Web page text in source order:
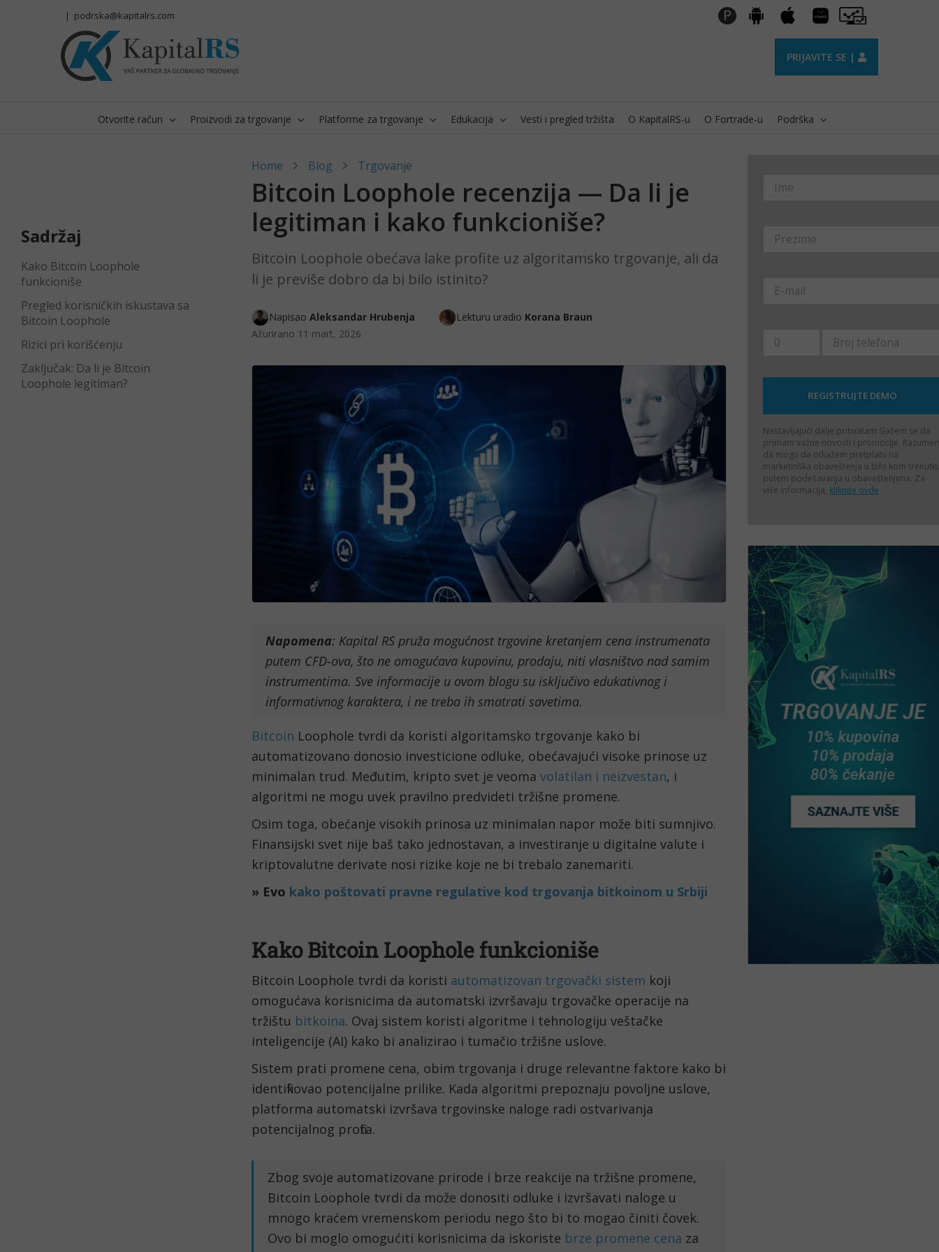
| podrska@kapitalrs.com P Android Apple
Huawei
AppGallery
Pro
Trader
PRIJAVITE SE |
Otvorite račun Proizvodi za trgovanje Platforme za trgovanje Edukacija Vesti i pregled tržišta O KapitalRS-u O Fortrade-u Podrška
Sadržaj
Kako Bitcoin Loophole
funkcioniše
Pregled korisničkih iskustava sa
Bitcoin Loophole
Rizici pri korišćenju
Zaključak: Da li je Bitcoin
Loophole legitiman?
Home Blog Trgovanje
Bitcoin Loophole recenzija — Da li je
legitiman i kako funkcioniše?
Bitcoin Loophole obećava lake profite uz algoritamsko trgovanje, ali da
li je previše dobro da bi bilo istinito?
Napisao Aleksandar Hrubenja Lekturu uradio Korana Braun
Ažurirano 11 mart, 2026
Napomena: Kapital RS pruža mogućnost trgovine kretanjem cena instrumenata
putem CFD-ova, što ne omogućava kupovinu, prodaju, niti vlasništvo nad samim
instrumentima. Sve informacije u ovom blogu su isključivo edukativnog i
informativnog karaktera, i ne treba ih smatrati savetima.
Bitcoin Loophole tvrdi da koristi algoritamsko trgovanje kako bi
automatizovano donosio investicione odluke, obećavajući visoke prinose uz
minimalan trud. Međutim, kripto svet je veoma volatilan i neizvestan, i
algoritmi ne mogu uvek pravilno predvideti tržišne promene.
Osim toga, obećanje visokih prinosa uz minimalan napor može biti sumnjivo.
Finansijski svet nije baš tako jednostavan, a investiranje u digitalne valute i
kriptovalutne derivate nosi rizike koje ne bi trebalo zanemariti.
» Evo kako poštovati pravne regulative kod trgovanja bitkoinom u Srbiji
Kako Bitcoin Loophole funkcioniše
Bitcoin Loophole tvrdi da koristi automatizovan trgovački sistem koji
omogućava korisnicima da automatski izvršavaju trgovačke operacije na
tržištu bitkoina. Ovaj sistem koristi algoritme i tehnologiju veštačke
inteligencije (AI) kako bi analizirao i tumačio tržišne uslove.
Sistem prati promene cena, obim trgovanja i druge relevantne faktore kako bi
identifikovao potencijalne prilike. Kada algoritmi prepoznaju povoljne uslove,
platforma automatski izvršava trgovinske naloge radi ostvarivanja
potencijalnog profita.
Zbog svoje automatizovane prirode i brze reakcije na tržišne promene,
Bitcoin Loophole tvrdi da može donositi odluke i izvršavati naloge u
mnogo kraćem vremenskom periodu nego što bi to mogao činiti čovek.
Ovo bi moglo omogućiti korisnicima da iskoriste brze promene cena za
Nastavljajući dalje prihvatam Slažem se da
primam važne novosti i promocije.
da mogu da otkažem pretplatu na
marketinška obaveštenja u bilo kom
putem podešavanja u obaveštenjima. Za
više informacija, kliknite ovde